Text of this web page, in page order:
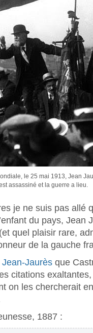
le 25 mai 1913, Jean
assassiné et la guerre a lieu.
je ne suis pas allé
du pays, Jean
quel plaisir rare,
de la gauche
Jaurès que
citations
on les chercherait
1887 :